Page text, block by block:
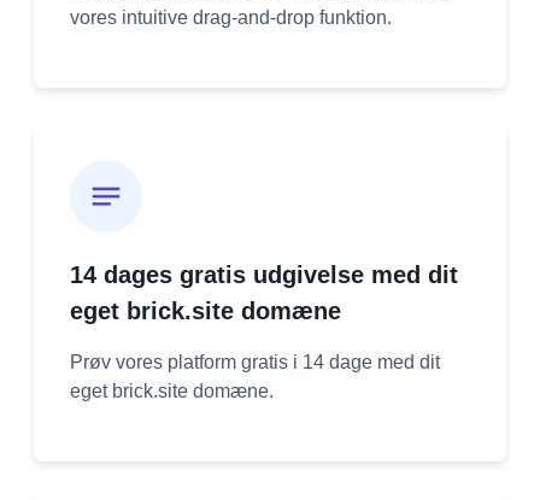
vores intuitive drag-and-drop funktion.
14 dages gratis udgivelse med dit
eget brick.site domæne
Prøv vores platform gratis i 14 dage med dit
eget brick.site domæne.